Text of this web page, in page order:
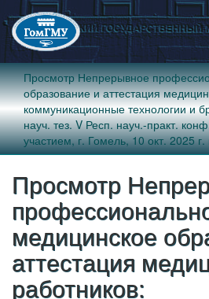
Просмотр Непрерывное
образование и аттестация
коммуникационные технологии и
науч. тез. V Респ. науч.-практ.
участием, г. Гомель, 10 окт. 2025
Просмотр
медицинское
аттестация
работников: